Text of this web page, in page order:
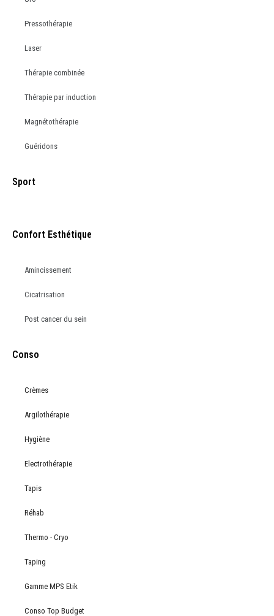
Pressothérapie
Laser
Thérapie combinée
Thérapie par induction
Magnétothérapie
Guéridons
Sport
Confort Esthétique
Amincissement
Cicatrisation
Post cancer du sein
Conso
Crèmes
Argilothérapie
Hygiène
Electrothérapie
Tapis
Réhab
Thermo - Cryo
Taping
Gamme MPS Etik
Conso Top Budget